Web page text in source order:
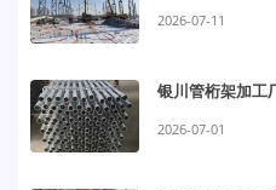
2026-07-11
银川管桁架加工
2026-07-01